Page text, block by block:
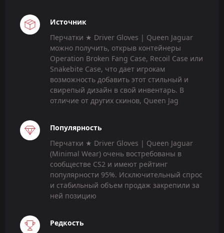
Источник
Перчатки ★ Driver Gloves | Queen Jaguar
можно получить, открыв контейнеры
Operation Broken Fang Case, Recoil Case или
Snakebite Case, что дает игрокам
возможность добавить этот стильный и
свирепый дизайн в свой инвентарь. В
отличие от других скинов, Queen Jag
Популярность
Перчатки ★ Driver Gloves | Queen Jaguar
(Minimal Wear) очень востребованы в
сообществе CS2 и имеют рейтинг
популярности 95%. Исключительный спрос
и стабильный объем продаж закрепили за
ней позицию
Редкость